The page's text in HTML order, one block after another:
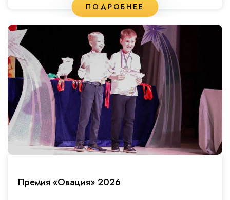
ПОДРОБНЕЕ
Премия «Овация» 2026